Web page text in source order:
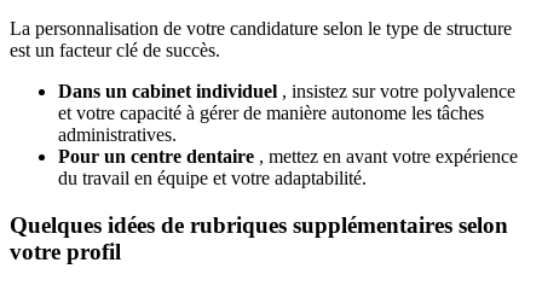
La personnalisation de votre candidature selon le type de structure
est un facteur clé de succès.
Dans un cabinet individuel , insistez sur votre polyvalence
et votre capacité à gérer de manière autonome les tâches
administratives.
Pour un centre dentaire , mettez en avant votre expérience
du travail en équipe et votre adaptabilité.
Quelques idées de rubriques supplémentaires selon
votre profil